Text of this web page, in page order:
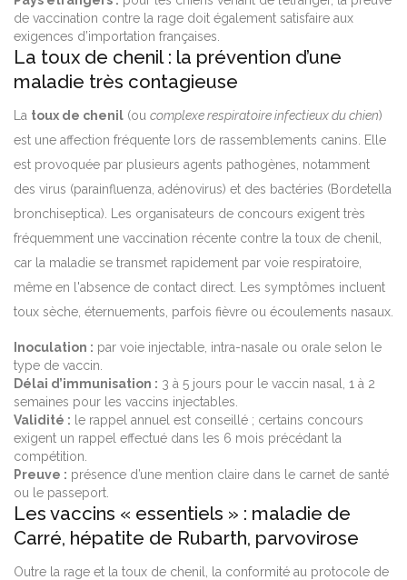
de vaccination contre la rage doit également satisfaire aux
exigences d’importation françaises.
La toux de chenil : la prévention d’une
maladie très contagieuse
La toux de chenil (ou complexe respiratoire infectieux du chien)
est une affection fréquente lors de rassemblements canins. Elle
est provoquée par plusieurs agents pathogènes, notamment
des virus (parainfluenza, adénovirus) et des bactéries (Bordetella
bronchiseptica). Les organisateurs de concours exigent très
fréquemment une vaccination récente contre la toux de chenil,
car la maladie se transmet rapidement par voie respiratoire,
même en l'absence de contact direct. Les symptômes incluent
toux sèche, éternuements, parfois fièvre ou écoulements nasaux.
Inoculation : par voie injectable, intra-nasale ou orale selon le
type de vaccin.
Délai d’immunisation : 3 à 5 jours pour le vaccin nasal, 1 à 2
semaines pour les vaccins injectables.
Validité : le rappel annuel est conseillé ; certains concours
exigent un rappel effectué dans les 6 mois précédant la
compétition.
Preuve : présence d’une mention claire dans le carnet de santé
ou le passeport.
Les vaccins « essentiels » : maladie de
Carré, hépatite de Rubarth, parvovirose
Outre la rage et la toux de chenil, la conformité au protocole de